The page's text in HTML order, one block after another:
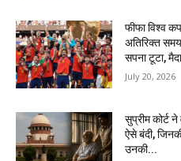
फीफा विश्व
अतिरिक्त
सपना टूटा,
July 20, 2026
सुप्रीम कोर्ट
ऐसे बंदी,
उनकी...